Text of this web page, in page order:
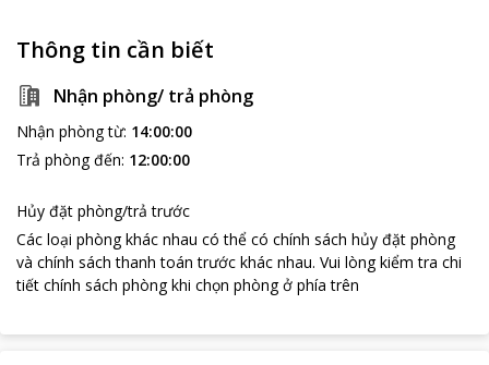
Thông tin cần biết
Nhận phòng/ trả phòng
Nhận phòng từ: 14:00:00
Trả phòng đến: 12:00:00
Hủy đặt phòng/trả trước
Các loại phòng khác nhau có thể có chính sách hủy đặt phòng
và chính sách thanh toán trước khác nhau. Vui lòng kiểm tra chi
tiết chính sách phòng khi chọn phòng ở phía trên